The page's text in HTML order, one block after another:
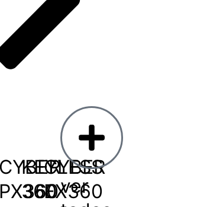
KEYLESS
360
CYBER
EX360
ver